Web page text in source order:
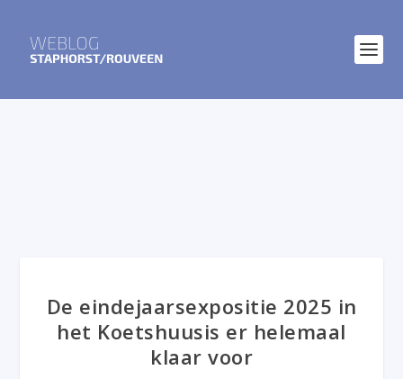
De eindejaarsexpositie 2025 in
het Koetshuusis er helemaal
klaar voor